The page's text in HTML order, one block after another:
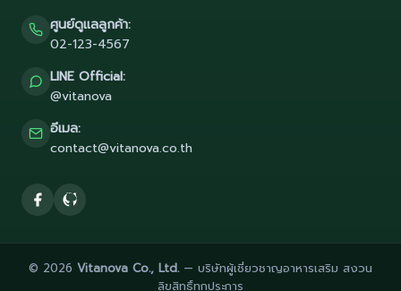
ศูนย์ดูแลลูกค้า:
02-123-4567
LINE Official:
@vitanova
อีเมล:
contact@vitanova.co.th
© 2026 Vitanova Co., Ltd.— บริษัทผู้เชี่ยวชาญอาหารเสริม สงวน
ลิขสิทธิ์ทุกประการ